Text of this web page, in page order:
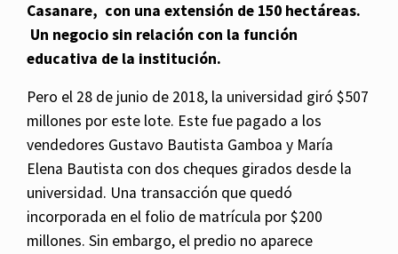
Casanare, con una extensión de 150 hectáreas.
Un negocio sin relación con la función
educativa de la institución.
Pero el 28 de junio de 2018, la universidad giró $507
millones por este lote. Este fue pagado a los
vendedores Gustavo Bautista Gamboa y María
Elena Bautista con dos cheques girados desde la
universidad. Una transacción que quedó
incorporada en el folio de matrícula por $200
millones. Sin embargo, el predio no aparece